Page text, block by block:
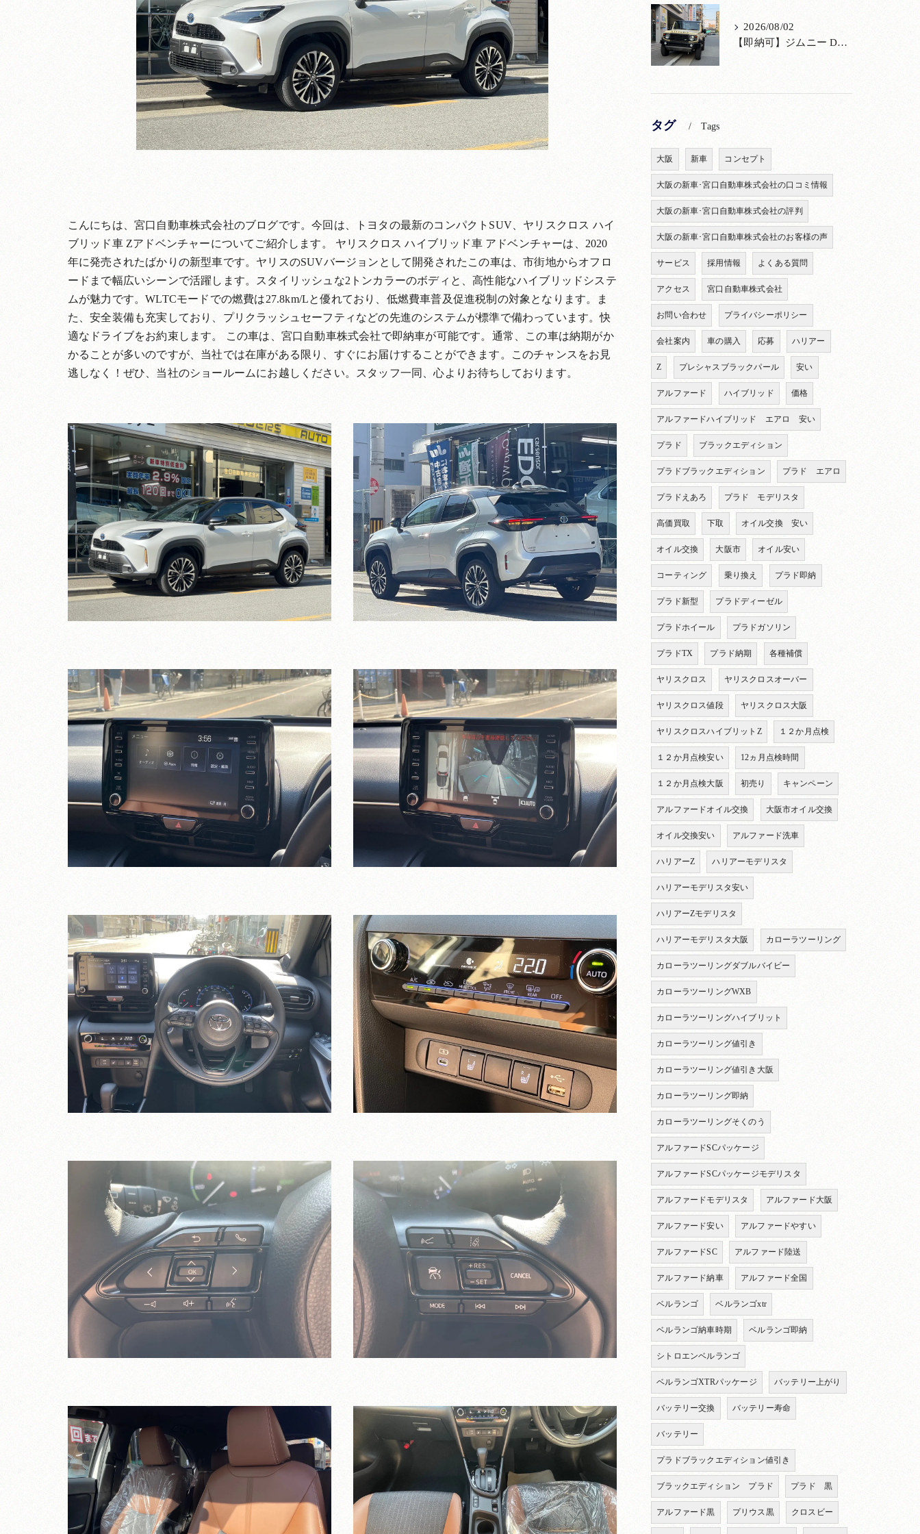
こんにちは、宮口自動車株式会社のブログです。今回は、トヨタの最新のコンパクトSUV、ヤリスクロス ハイ
ブリッド車 Zアドベンチャーについてご紹介します。 ヤリスクロス ハイブリッド車 アドベンチャーは、2020
年に発売されたばかりの新型車です。ヤリスのSUVバージョンとして開発されたこの車は、市街地からオフロ
ードまで幅広いシーンで活躍します。スタイリッシュな2トンカラーのボディと、高性能なハイブリッドシステ
ムが魅力です。WLTCモードでの燃費は27.8km/Lと優れており、低燃費車普及促進税制の対象となります。ま
た、安全装備も充実しており、プリクラッシュセーフティなどの先進のシステムが標準で備わっています。快
適なドライブをお約束します。 この車は、宮口自動車株式会社で即納車が可能です。通常、この車は納期がか
かることが多いのですが、当社では在庫がある限り、すぐにお届けすることができます。このチャンスをお見
逃しなく！ぜひ、当社のショールームにお越しください。スタッフ一同、心よりお待ちしております。
2026/08/02
【即納可】ジムニー DAMD「little D.」コンプリート！登録済未使用車あり
タグ Tags
大阪 新車 コンセプト
大阪の新車･宮口自動車株式会社の口コミ情報
大阪の新車･宮口自動車株式会社の評判
大阪の新車･宮口自動車株式会社のお客様の声
サービス 採用情報 よくある質問
アクセス 宮口自動車株式会社
お問い合わせ プライバシーポリシー
会社案内 車の購入 応募 ハリアー
Z プレシャスブラックパール 安い
アルファード ハイブリッド 価格
アルファードハイブリッド エアロ 安い
プラド ブラックエディション
プラドブラックエディション プラド エアロ
プラドえあろ プラド モデリスタ
高価買取 下取 オイル交換 安い
オイル交換 大阪市 オイル安い
コーティング 乗り換え プラド即納
プラド新型 プラドディーゼル
プラドホイール プラドガソリン
プラドTX プラド納期 各種補償
ヤリスクロス ヤリスクロスオーバー
ヤリスクロス値段 ヤリスクロス大阪
ヤリスクロスハイブリットZ １２か月点検
１２か月点検安い 12ヵ月点検時間
１２か月点検大阪 初売り キャンペーン
アルファードオイル交換 大阪市オイル交換
オイル交換安い アルファード洗車
ハリアーZ ハリアーモデリスタ
ハリアーモデリスタ安い
ハリアーZモデリスタ
ハリアーモデリスタ大阪 カローラツーリング
カローラツーリングダブルバイビー
カローラツーリングWXB
カローラツーリングハイブリット
カローラツーリング値引き
カローラツーリング値引き大阪
カローラツーリング即納
カローラツーリングそくのう
アルファードSCパッケージ
アルファードSCパッケージモデリスタ
アルファードモデリスタ アルファード大阪
アルファード安い アルファードやすい
アルファードSC アルファード陸送
アルファード納車 アルファード全国
ベルランゴ ベルランゴxtr
ベルランゴ納車時期 ベルランゴ即納
シトロエンベルランゴ
ベルランゴXTRパッケージ バッテリー上がり
バッテリー交換 バッテリー寿命
バッテリー
プラドブラックエディション値引き
ブラックエディション プラド プラド 黒
アルファード黒 プリウス黒 クロスビー